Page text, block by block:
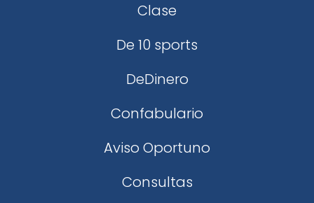
Clase
De 10 sports
DeDinero
Confabulario
Aviso Oportuno
Consultas